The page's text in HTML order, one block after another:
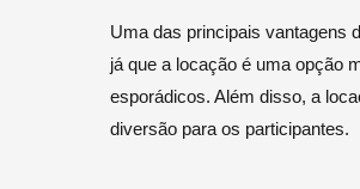
Uma das principais vantagens
já que a locação é uma opção
esporádicos. Além disso, a
diversão para os participantes.